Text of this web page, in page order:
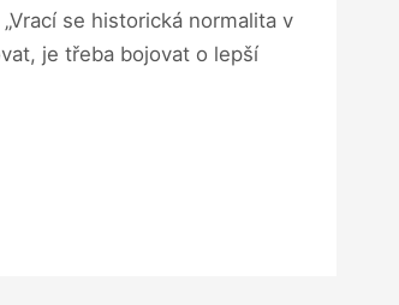
se historická normalita v
je třeba bojovat o lepší